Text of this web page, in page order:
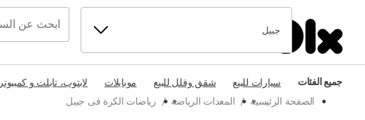
جبيل
جميع الفئات سيارات للبيع شقق وفلل للبيع موبايلات لابتوب، تابلت و كمبيوتر
الصفحة الرئيسية / المعدات الرياضة / رياضات الكرة فى جبيل